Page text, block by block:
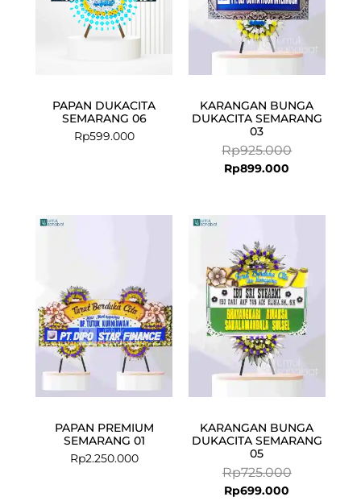
PAPAN DUKACITA
SEMARANG 06
Rp599.000
KARANGAN BUNGA
DUKACITA SEMARANG
03
Rp925.000
Rp899.000
PAPAN PREMIUM
SEMARANG 01
Rp2.250.000
KARANGAN BUNGA
DUKACITA SEMARANG
05
Rp725.000
Rp725.000.
Rp699.000
Rp699.000.